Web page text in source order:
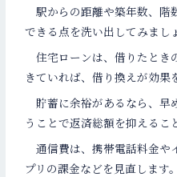
駅からの距離や築年数、階
できる点を洗い出してみまし
住宅ローンは、借りたとき
きていれば、借り換えが効果
貯蓄に余裕があるなら、早
うことで返済総額を抑えるこ
通信費は、携帯電話料金や
プリの課金などを見直します。